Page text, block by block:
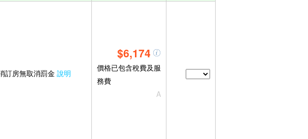
訂房無取消罰金 說明
$6,174
價格已包含稅費及服
務費
A